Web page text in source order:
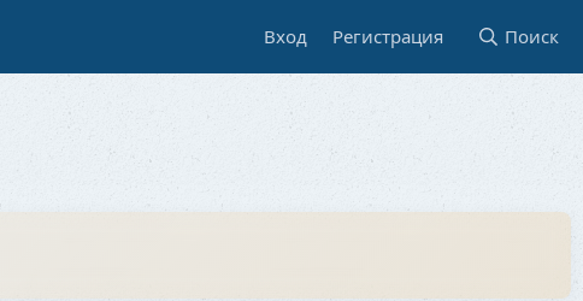
Вход Регистрация Поиск